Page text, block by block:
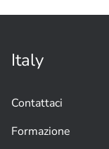
Italy
Contattaci
Formazione